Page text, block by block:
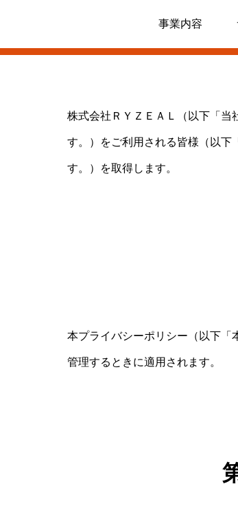
事業内容
プライバシーポリシー
株式会社ＲＹＺＥＡＬ（以下「当
す。）をご利用される皆様（以下
す。）を取得します。
本プライバシーポリシー（以下「
管理するときに適用されます。